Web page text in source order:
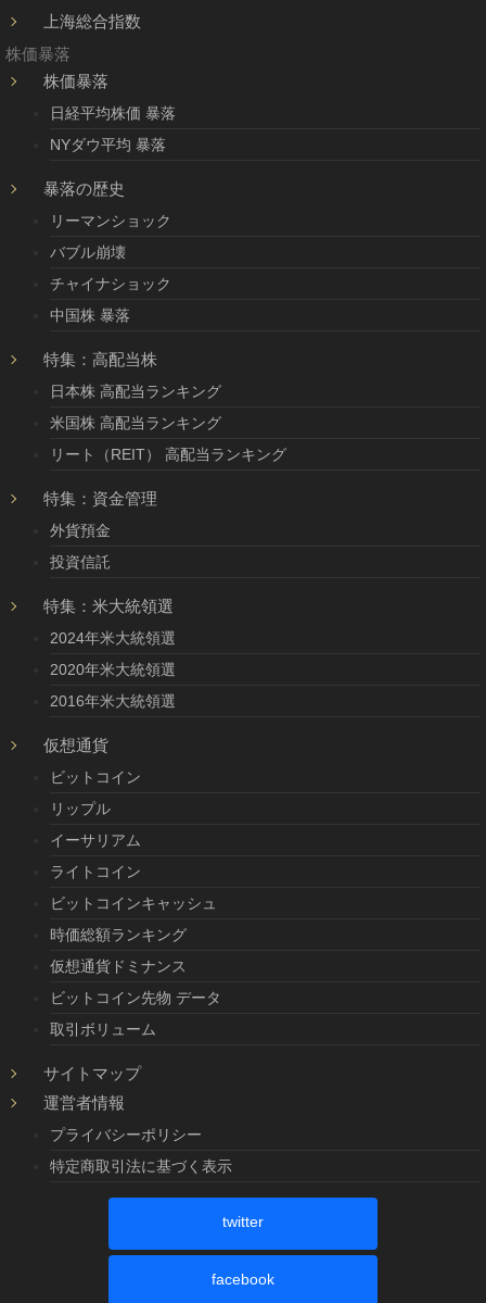
上海総合指数
株価暴落
株価暴落
日経平均株価 暴落
NYダウ平均 暴落
暴落の歴史
リーマンショック
バブル崩壊
チャイナショック
中国株 暴落
特集：高配当株
日本株 高配当ランキング
米国株 高配当ランキング
リート（REIT） 高配当ランキング
特集：資金管理
外貨預金
投資信託
特集：米大統領選
2024年米大統領選
2020年米大統領選
2016年米大統領選
仮想通貨
ビットコイン
リップル
イーサリアム
ライトコイン
ビットコインキャッシュ
時価総額ランキング
仮想通貨ドミナンス
ビットコイン先物 データ
取引ボリューム
サイトマップ
運営者情報
プライバシーポリシー
特定商取引法に基づく表示
twitter
facebook